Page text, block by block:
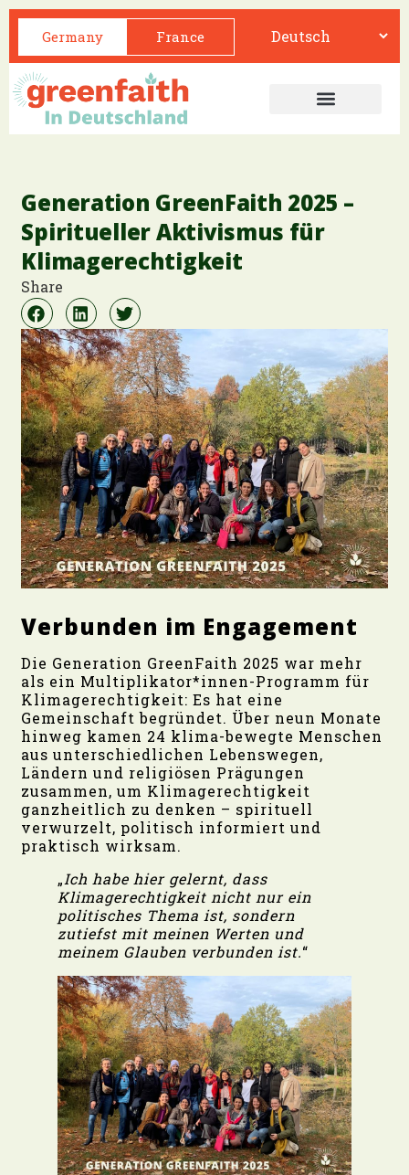
Germany France
Generation GreenFaith 2025 –
Spiritueller Aktivismus für
Klimagerechtigkeit
Share
Verbunden im Engagement
Die Generation GreenFaith 2025 war mehr
als ein Multiplikator*innen-Programm für
Klimagerechtigkeit: Es hat eine
Gemeinschaft begründet. Über neun Monate
hinweg kamen 24 klima-bewegte Menschen
aus unterschiedlichen Lebenswegen,
Ländern und religiösen Prägungen
zusammen, um Klimagerechtigkeit
ganzheitlich zu denken – spirituell
verwurzelt, politisch informiert und
praktisch wirksam.
„Ich habe hier gelernt, dass
Klimagerechtigkeit nicht nur ein
politisches Thema ist, sondern
zutiefst mit meinen Werten und
meinem Glauben verbunden ist.“